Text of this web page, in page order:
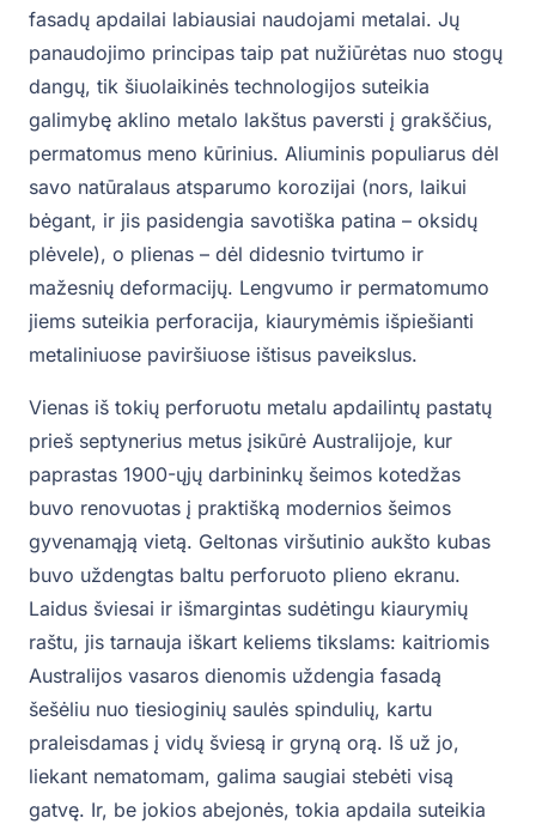
fasadų apdailai labiausiai naudojami metalai. Jų
panaudojimo principas taip pat nužiūrėtas nuo stogų
dangų, tik šiuolaikinės technologijos suteikia
galimybę aklino metalo lakštus paversti į grakščius,
permatomus meno kūrinius. Aliuminis populiarus dėl
savo natūralaus atsparumo korozijai (nors, laikui
bėgant, ir jis pasidengia savotiška patina – oksidų
plėvele), o plienas – dėl didesnio tvirtumo ir
mažesnių deformacijų. Lengvumo ir permatomumo
jiems suteikia perforacija, kiaurymėmis išpiešianti
metaliniuose paviršiuose ištisus paveikslus.
Vienas iš tokių perforuotu metalu apdailintų pastatų
prieš septynerius metus įsikūrė Australijoje, kur
paprastas 1900-ųjų darbininkų šeimos kotedžas
buvo renovuotas į praktišką modernios šeimos
gyvenamąją vietą. Geltonas viršutinio aukšto kubas
buvo uždengtas baltu perforuoto plieno ekranu.
Laidus šviesai ir išmargintas sudėtingu kiaurymių
raštu, jis tarnauja iškart keliems tikslams: kaitriomis
Australijos vasaros dienomis uždengia fasadą
šešėliu nuo tiesioginių saulės spindulių, kartu
praleisdamas į vidų šviesą ir gryną orą. Iš už jo,
liekant nematomam, galima saugiai stebėti visą
gatvę. Ir, be jokios abejonės, tokia apdaila suteikia